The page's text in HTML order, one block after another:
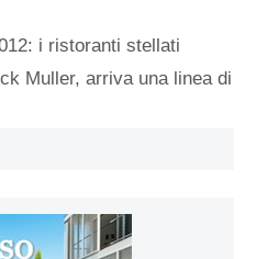
i ristoranti stellati
Muller, arriva una linea di